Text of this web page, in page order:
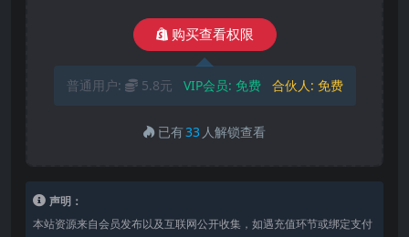
购买查看权限
普通用户: 5.8元 VIP会员: 免费 合伙人: 免费
已有33 人解锁查看
声明：
本站资源来自会员发布以及互联网公开收集，如遇充值环节或绑定支付